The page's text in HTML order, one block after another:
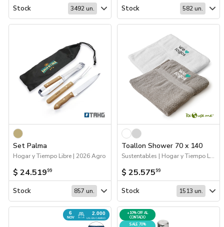
Stock 3492 un. Stock 582 un.
Set Palma
Hogar y Tiempo Libre | 2026 Agro
$ 24.51999
Stock 857 un.
Toallon Shower 70 x 140
Sustentables | Hogar y Tiempo Libre
$ 25.57599
Stock 1513 un.
6
NOV
2.000
UN. EN CAMINO
+10% OFF AL
CONTADO
SALE 70%